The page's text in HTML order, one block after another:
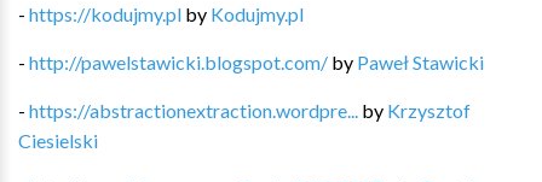
- https://kodujmy.pl by Kodujmy.pl
- http://pawelstawicki.blogspot.com/ by Paweł Stawicki
- https://abstractionextraction.wordpre... by Krzysztof
Ciesielski